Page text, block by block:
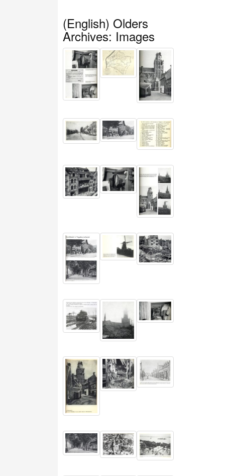
(English) Olders
Archives: Images